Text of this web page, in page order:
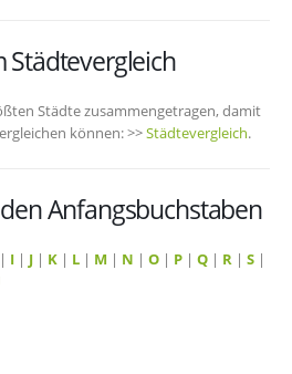
Städte zusammengetragen, damit
können: >>Städtevergleich.
Anfangsbuchstaben
| I | J | K | L | M | N | O | P | Q | R | S |